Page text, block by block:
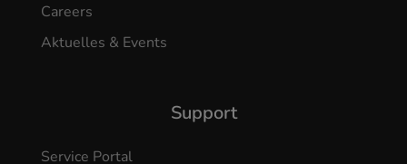
Careers
Aktuelles & Events
Support
Service Portal